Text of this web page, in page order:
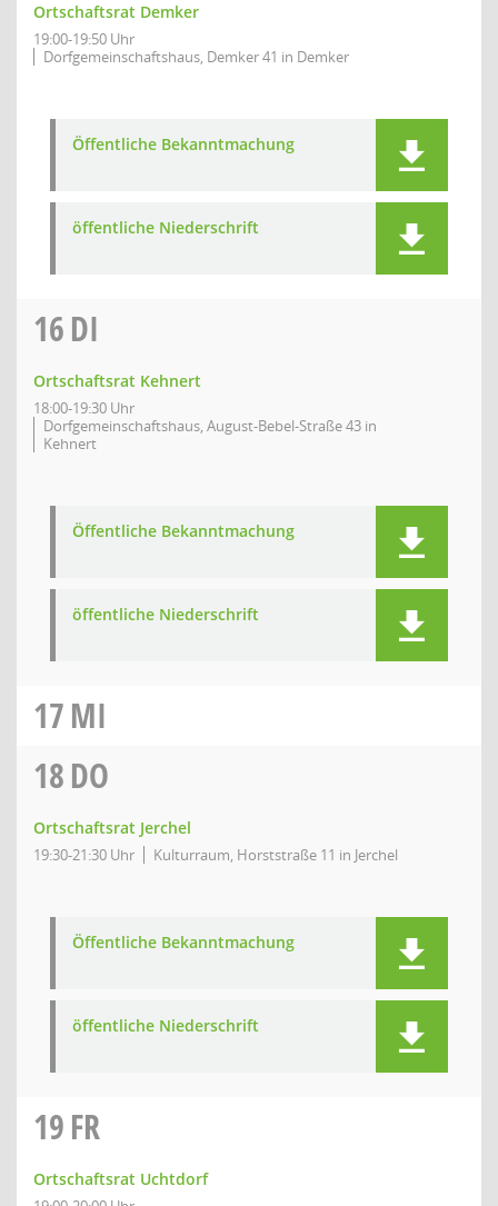
Ortschaftsrat Demker
19:00-19:50 Uhr
Dorfgemeinschaftshaus, Demker 41 in Demker
Öffentliche Bekanntmachung
öffentliche Niederschrift
16DI
Ortschaftsrat Kehnert
18:00-19:30 Uhr
Dorfgemeinschaftshaus, August-Bebel-Straße 43 in
Kehnert
Öffentliche Bekanntmachung
öffentliche Niederschrift
17MI
18DO
Ortschaftsrat Jerchel
19:30-21:30 Uhr Kulturraum, Horststraße 11 in Jerchel
Öffentliche Bekanntmachung
öffentliche Niederschrift
19FR
Ortschaftsrat Uchtdorf